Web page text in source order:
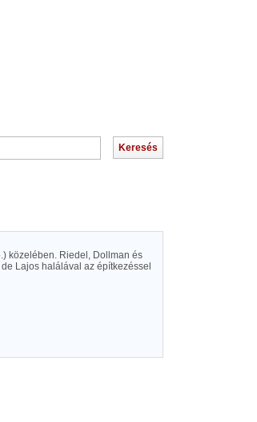
közelében. Riedel, Dollman és
Lajos halálával az építkezéssel